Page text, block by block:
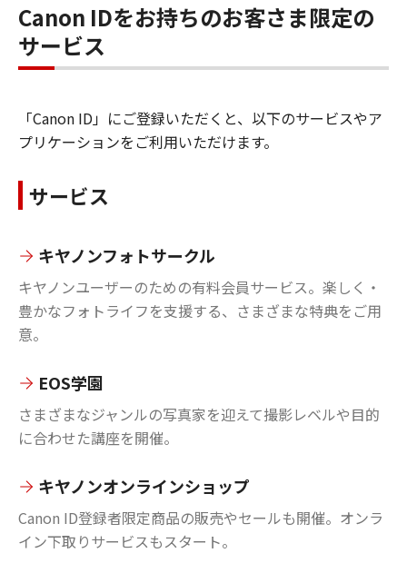
Canon IDをお持ちのお客さま限定の
サービス
「Canon ID」にご登録いただくと、以下のサービスやア
プリケーションをご利用いただけます。
サービス
キヤノンフォトサークル
キヤノンユーザーのための有料会員サービス。楽しく・
豊かなフォトライフを支援する、さまざまな特典をご用
意。
EOS学園
さまざまなジャンルの写真家を迎えて撮影レベルや目的
に合わせた講座を開催。
キヤノンオンラインショップ
Canon ID登録者限定商品の販売やセールも開催。オンラ
イン下取りサービスもスタート。